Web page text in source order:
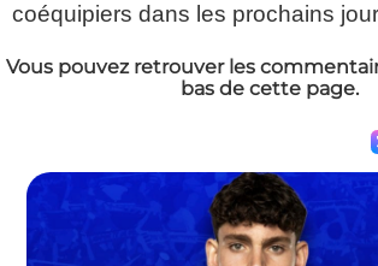
coéquipiers dans les prochains
Vous pouvez retrouver les
bas de cette page.